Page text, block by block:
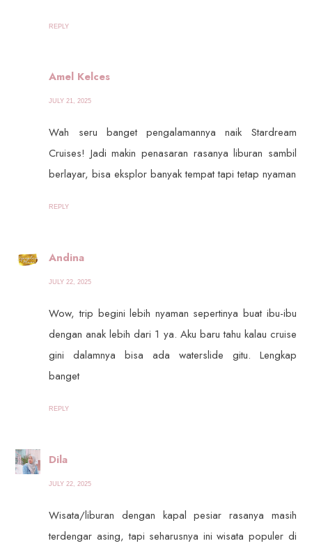
REPLY
Amel Kelces
JULY 21, 2025
Wah seru banget pengalamannya naik Stardream
Cruises! Jadi makin penasaran rasanya liburan sambil
berlayar, bisa eksplor banyak tempat tapi tetap nyaman
REPLY
Andina
JULY 22, 2025
Wow, trip begini lebih nyaman sepertinya buat ibu-ibu
dengan anak lebih dari 1 ya. Aku baru tahu kalau cruise
gini dalamnya bisa ada waterslide gitu. Lengkap
banget
REPLY
Dila
JULY 22, 2025
Wisata/liburan dengan kapal pesiar rasanya masih
terdengar asing, tapi seharusnya ini wisata populer di